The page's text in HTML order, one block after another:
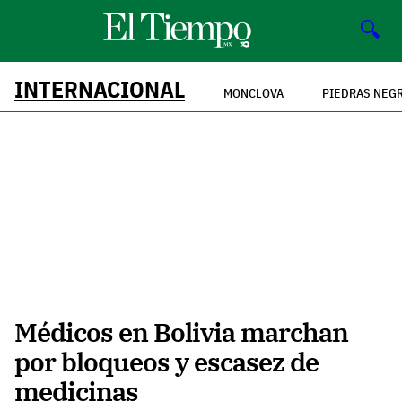
🔍
INTERNACIONAL MONCLOVA PIEDRAS
Médicos en Bolivia marchan
por bloqueos y escasez de
medicinas